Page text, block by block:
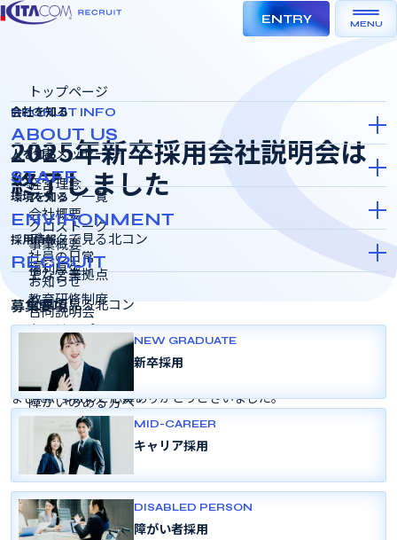
ENTRY MENU
トップページ
会社を知る
ABOUT US
代表メッセージ
経営理念
会社概要
事業概要
主な営業拠点
動画で見る北コン
人を知る
STAFF
スタッフ一覧
クロストーク
社員の日常
環境を知る
ENVIRONMENT
データで見る北コン
福利厚生
教育研修制度
キャリアパス
SDGSの取り組み
女性活躍推進
変革のあゆみ
採用情報
RECRUIT
お知らせ
合同説明会
インターンシップ＆キャリア
採用選考会
障がいのある方へ
よくある質問
採用パンフレット
募集要項
NEW GRADUATE
新卒採用
MID-CAREER
キャリア採用
DISABLED PERSON
障がい者採用
RECRUIT INFO
2025年新卒採用会社説明会は
終了しました
就活生各位
標記について、2025年新卒採用会社説明会のすべての日程は終了し
ました。多数のご応募ありがとうございました。
なお、2026年新卒採用の募集案内等は計画が定まり次第、お知らせ
します。
（dodaキャンパスへのオファー活動は既に開始しています。）